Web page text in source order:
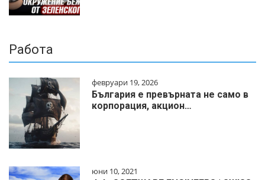
Работа
февруари 19, 2026
България е превърната не само в
корпорация, акцион…
юни 10, 2021